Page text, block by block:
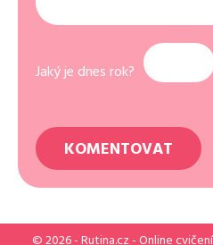
Jaký je dnes rok?
© 2026 - Rutina.cz- Online